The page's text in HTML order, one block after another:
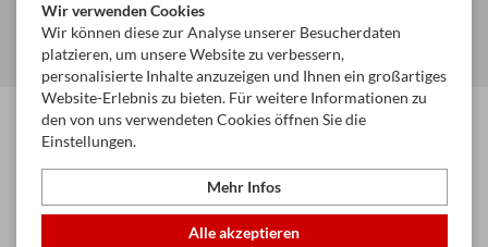
Startseite Glückwunschkarten & Papeterie
Geschenktaschen
Cello- Organzasackerl
Wir verwenden Cookies
Wir können diese zur Analyse unserer Besucherdaten
platzieren, um unsere Website zu verbessern,
personalisierte Inhalte anzuzeigen und Ihnen ein großartiges
Website-Erlebnis zu bieten. Für weitere Informationen zu
den von uns verwendeten Cookies öffnen Sie die
Einstellungen.
Mehr Infos
Alle akzeptieren